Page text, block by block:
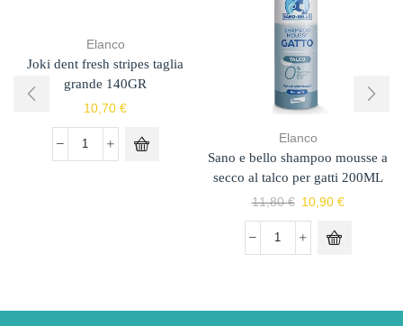
Elanco
Joki dent fresh stripes taglia
grande 140GR
10,70 €
Elanco
Sano e bello shampoo mousse a
secco al talco per gatti 200ML
11,80€ 10,90 €